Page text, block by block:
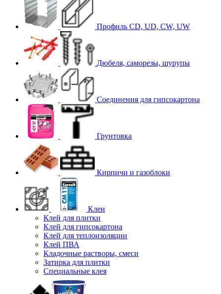
Профиль CD, UD, CW, UW
Дюбеля, саморезы, шурупы
Соединения для гипcокартона
Грунтовка
Кирпичи и газоблоки
Клеи
Клей для плитки
Клей для гипсокартона
Клей для теплоизоляции
Клей ПВА
Кладочные растворы, смеси
Затирка для плитки
Специальные клея